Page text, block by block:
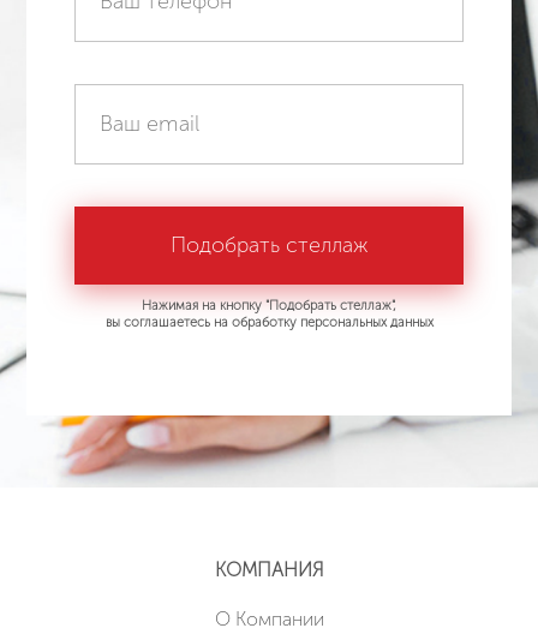
Нажимая на кнопку "Подобрать стеллаж",
вы соглашаетесь на обработку персональных данных
КОМПАНИЯ
О Компании